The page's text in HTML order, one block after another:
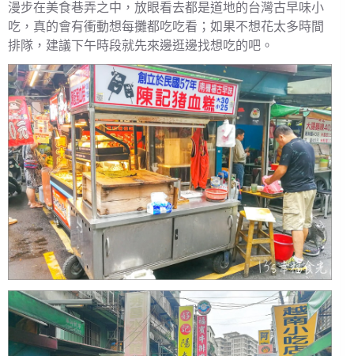
漫步在美食巷弄之中，放眼看去都是道地的台灣古早味小
吃，真的會有衝動想每攤都吃吃看；如果不想花太多時間
排隊，建議下午時段就先來邊逛邊找想吃的吧。